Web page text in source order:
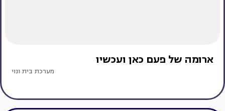
ארומה של פעם כאן ועכשיו
מערכת בית ונוי